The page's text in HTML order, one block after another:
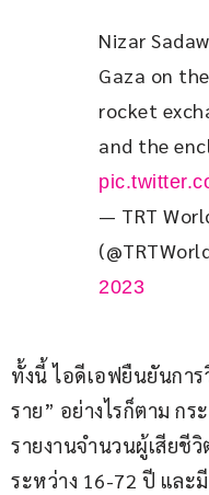
Nizar
Gaza on
rocket
and the
— TRT
2023
ทั้งนี้ ไอดีเอฟยืนยันกา
ราย” อย่างไรก็ตาม ก
รายงานจำนวนผู้เสียชี
ระหว่าง 16-72 ปี และ